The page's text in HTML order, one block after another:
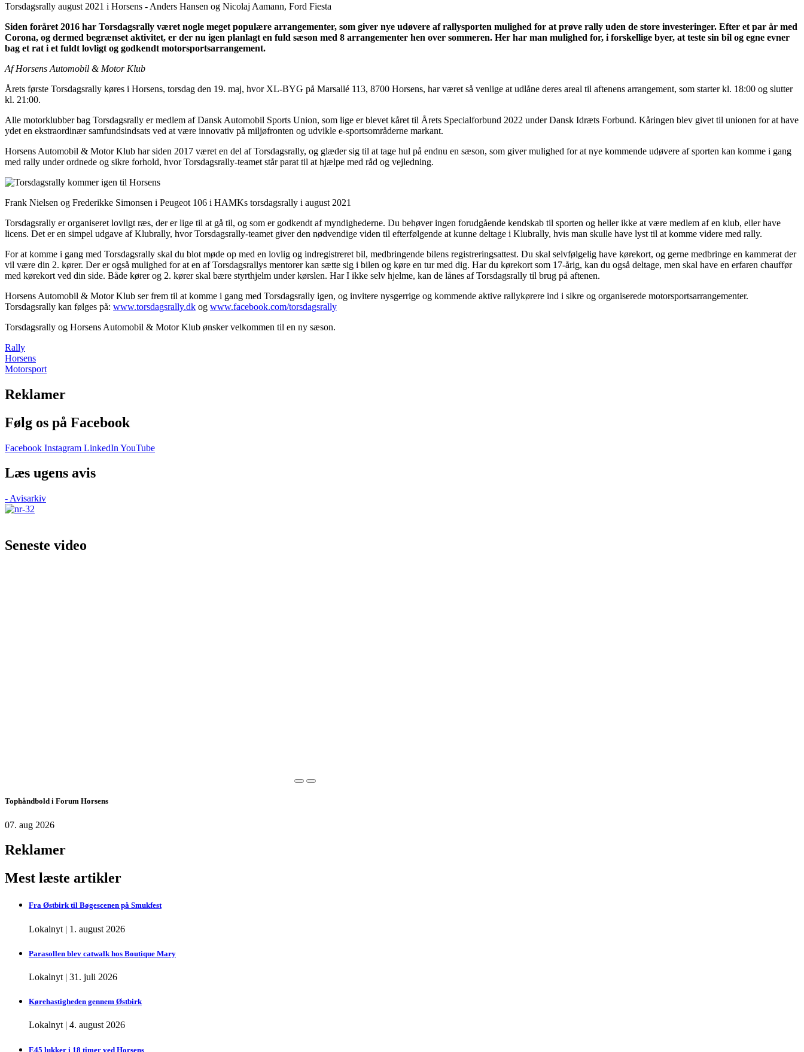
Torsdagsrally august 2021 i Horsens - Anders Hansen og Nicolaj Aamann, Ford Fiesta
Siden foråret 2016 har Torsdagsrally været nogle meget populære arrangementer, som giver nye udøvere af rallysporten mulighed for at prøve rally uden de store investeringer. Efter et par år med
Corona, og dermed begrænset aktivitet, er der nu igen planlagt en fuld sæson med 8 arrangementer hen over sommeren. Her har man mulighed for, i forskellige byer, at teste sin bil og egne evner
bag et rat i et fuldt lovligt og godkendt motorsportsarrangement.
Af Horsens Automobil & Motor Klub
Årets første Torsdagsrally køres i Horsens, torsdag den 19. maj, hvor XL-BYG på Marsallé 113, 8700 Horsens, har været så venlige at udlåne deres areal til aftenens arrangement, som starter kl. 18:00 og slutter
kl. 21:00.
Alle motorklubber bag Torsdagsrally er medlem af Dansk Automobil Sports Union, som lige er blevet kåret til Årets Specialforbund 2022 under Dansk Idræts Forbund. Kåringen blev givet til unionen for at have
ydet en ekstraordinær samfundsindsats ved at være innovativ på miljøfronten og udvikle e-sportsområderne markant.
Horsens Automobil & Motor Klub har siden 2017 været en del af Torsdagsrally, og glæder sig til at tage hul på endnu en sæson, som giver mulighed for at nye kommende udøvere af sporten kan komme i gang
med rally under ordnede og sikre forhold, hvor Torsdagsrally-teamet står parat til at hjælpe med råd og vejledning.
Frank Nielsen og Frederikke Simonsen i Peugeot 106 i HAMKs torsdagsrally i august 2021
Torsdagsrally er organiseret lovligt ræs, der er lige til at gå til, og som er godkendt af myndighederne. Du behøver ingen forudgående kendskab til sporten og heller ikke at være medlem af en klub, eller have
licens. Det er en simpel udgave af Klubrally, hvor Torsdagsrally-teamet giver den nødvendige viden til efterfølgende at kunne deltage i Klubrally, hvis man skulle have lyst til at komme videre med rally.
For at komme i gang med Torsdagsrally skal du blot møde op med en lovlig og indregistreret bil, medbringende bilens registreringsattest. Du skal selvfølgelig have kørekort, og gerne medbringe en kammerat der
vil være din 2. kører. Der er også mulighed for at en af Torsdagsrallys mentorer kan sætte sig i bilen og køre en tur med dig. Har du kørekort som 17-årig, kan du også deltage, men skal have en erfaren chauffør
med kørekort ved din side. Både kører og 2. kører skal bære styrthjelm under kørslen. Har I ikke selv hjelme, kan de lånes af Torsdagsrally til brug på aftenen.
Horsens Automobil & Motor Klub ser frem til at komme i gang med Torsdagsrally igen, og invitere nysgerrige og kommende aktive rallykørere ind i sikre og organiserede motorsportsarrangementer.
Torsdagsrally kan følges på: www.torsdagsrally.dk og www.facebook.com/torsdagsrally
Torsdagsrally og Horsens Automobil & Motor Klub ønsker velkommen til en ny sæson.
Rally
Horsens
Motorsport
Reklamer
Følg os på Facebook
Facebook Instagram LinkedIn YouTube
Læs ugens avis
- Avisarkiv
Seneste video
Tophåndbold i Forum Horsens
07. aug 2026
Reklamer
Mest læste artikler
Fra Østbirk til Bøgescenen på Smukfest
Lokalnyt | 1. august 2026
Parasollen blev catwalk hos Boutique Mary
Lokalnyt | 31. juli 2026
Kørehastigheden gennem Østbirk
Lokalnyt | 4. august 2026
E45 lukker i 18 timer ved Horsens